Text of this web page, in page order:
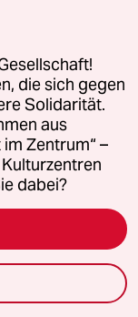
1&2 -
Freiburger
-
wohl in
-
-
-
die sich gegen
Solidarität.
aus
Zentrum“ –
dabei?